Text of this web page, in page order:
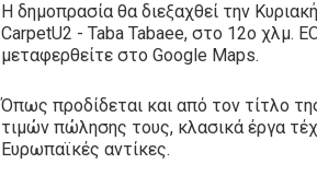
Η δημοπρασία θα διεξαχθεί την
CarpetU2 - Taba Tabaee, στο 12ο χλμ.
μεταφερθείτε στο Google Maps.
Όπως προδίδεται και από τον τίτλο
τιμών πώλησης τους, κλασικά έργα
Ευρωπαϊκές αντίκες.